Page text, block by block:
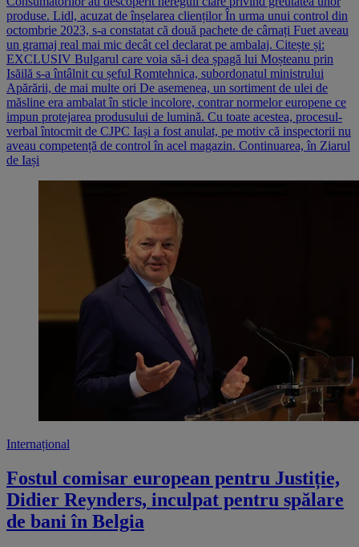
produse. Lidl, acuzat de înșelarea clienților În urma unui control din
octombrie 2023, s-a constatat că două pachete de cârnați Fuet aveau
un gramaj real mai mic decât cel declarat pe ambalaj. Citește și:
EXCLUSIV Bulgarul care voia să-i dea șpagă lui Moșteanu prin
Isăilă s-a întâlnit cu șeful Romtehnica, subordonatul ministrului
Apărării, de mai multe ori De asemenea, un sortiment de ulei de
măsline era ambalat în sticle incolore, contrar normelor europene ce
impun protejarea produsului de lumină. Cu toate acestea, procesul-
verbal întocmit de CJPC Iași a fost anulat, pe motiv că inspectorii nu
aveau competență de control în acel magazin. Continuarea, în Ziarul
de Iași
Internațional
Fostul comisar european pentru Justiție,
Didier Reynders, inculpat pentru spălare
de bani în Belgia